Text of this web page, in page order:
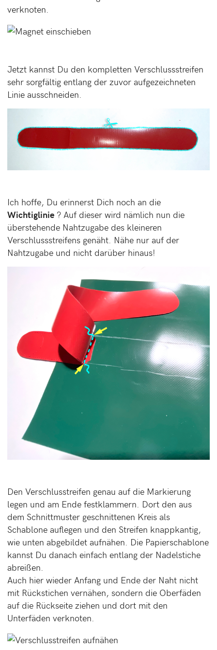
verknoten.
Jetzt kannst Du den kompletten Verschlussstreifen
sehr sorgfältig entlang der zuvor aufgezeichneten
Linie ausschneiden.
Ich hoffe, Du erinnerst Dich noch an die
Wichtiglinie ? Auf dieser wird nämlich nun die
überstehende Nahtzugabe des kleineren
Verschlussstreifens genäht. Nähe nur auf der
Nahtzugabe und nicht darüber hinaus!
Den Verschlusstreifen genau auf die Markierung
legen und am Ende festklammern. Dort den aus
dem Schnittmuster geschnittenen Kreis als
Schablone auflegen und den Streifen knappkantig,
wie unten abgebildet aufnähen. Die Papierschablone
kannst Du danach einfach entlang der Nadelstiche
abreißen.
Auch hier wieder Anfang und Ende der Naht nicht
mit Rückstichen vernähen, sondern die Oberfäden
auf die Rückseite ziehen und dort mit den
Unterfäden verknoten.